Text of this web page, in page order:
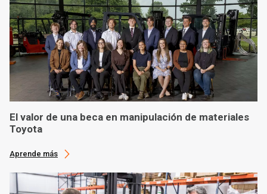
El valor de una beca en manipulación de materiales
Toyota
Aprende más